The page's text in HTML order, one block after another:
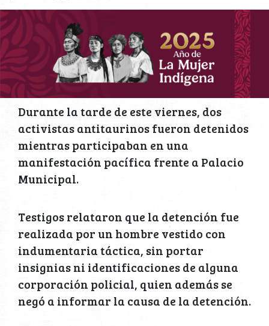
Durante la tarde de este viernes, dos
activistas antitaurinos fueron detenidos
mientras participaban en una
manifestación pacífica frente a Palacio
Municipal.
Testigos relataron que la detención fue
realizada por un hombre vestido con
indumentaria táctica, sin portar
insignias ni identificaciones de alguna
corporación policial, quien además se
negó a informar la causa de la detención.